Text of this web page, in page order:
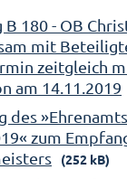
B 180 - OB
mit
zeitgleich
am 14.11.2019
des
zum
(252 kB)